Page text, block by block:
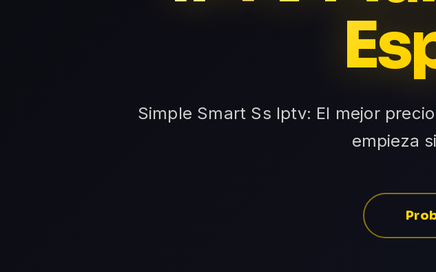
Simple Smart Ss Iptv: El mejor
empieza